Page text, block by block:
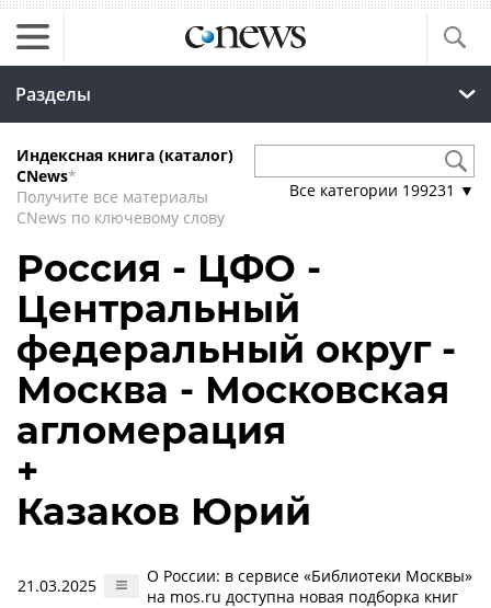
Разделы
Индексная книга (каталог)
CNews*
Получите все материалы
CNews по ключевому слову
Все категории 199231 ▼
Россия - ЦФО -
Центральный
федеральный округ -
Москва - Московская
агломерация
+
Казаков Юрий
21.03.2025
О России: в сервисе «Библиотеки Москвы»
на mos.ru доступна новая подборка книг